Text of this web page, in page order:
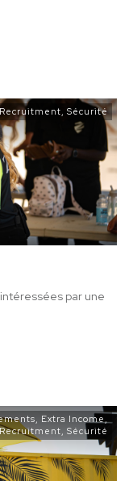
Recruitment, Sécurité
par une
, Extra Income ,
Recruitment, Sécurité